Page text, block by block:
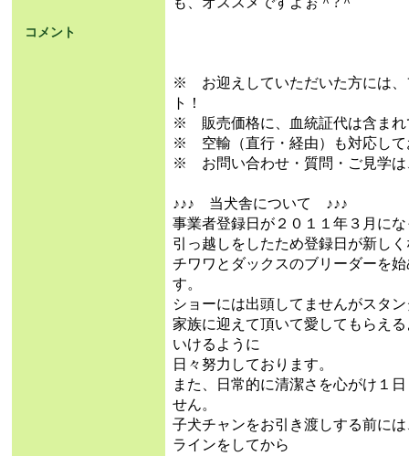
コメント
※ お迎えしていただいた方には、
ト！
※ 販売価格に、血統証代は含まれ
※ 空輸（直行・経由）も対応して
※ お問い合わせ・質問・ご見学は
♪♪♪ 当犬舎について ♪♪♪
事業者登録日が２０１１年３月に
引っ越しをしたため登録日が新し
チワワとダックスのブリーダーを
す。
ショーには出頭してませんがスタ
家族に迎えて頂いて愛してもらえ
いけるように
日々努力しております。
また、日常的に清潔さを心がけ１
せん。
子犬チャンをお引き渡しする前に
ラインをしてから